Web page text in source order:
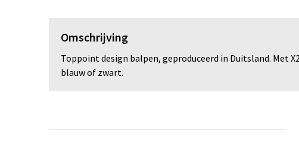
Omschrijving
Toppoint design balpen, geproduceerd in Duitsland. Met
blauw of zwart.